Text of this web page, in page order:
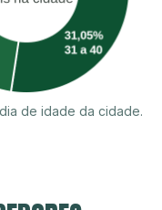
de idade da cidade.